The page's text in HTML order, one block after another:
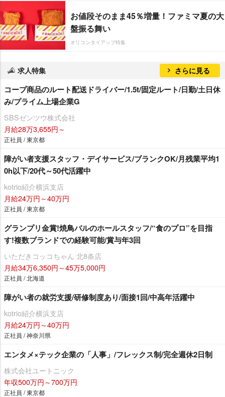
お値段そのまま45％増量！ファミマ夏の大
盤振る舞い
オリコンタイアップ特集
求人特集 さらに見る
コープ商品のルート配送ドライバー/1.5t/固定ルート/日勤/土日休
み/プライム上場企業G
SBSゼンツウ株式会社
月給28万3,655円～
正社員 / 東京都
障がい者支援スタッフ・デイサービス/ブランクOK/月残業平均1
0h以下/20代～50代活躍中
kotrio紹介横浜支店
月給24万円～40万円
正社員 / 東京都
グランプリ金賞!焼鳥バルのホールスタッフ/“食のプロ”を目指
す!複数ブランドでの経験可能/賞与年3回
いただきコッコちゃん 北8条店
月給34万6,350円～45万5,000円
正社員 / 北海道
障がい者の就労支援/研修制度あり/面接1回/中高年活躍中
kotrio紹介横浜支店
月給24万円～40万円
正社員 / 神奈川県
エンタメ×テック企業の「人事」/フレックス制/完全週休2日制
株式会社ユートニック
年収500万円～700万円
正社員 / 東京都